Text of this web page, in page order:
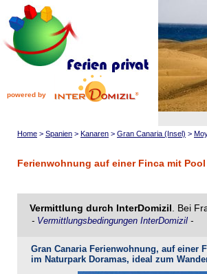
powered by
Home > Spanien > Kanaren > Gran Canaria (Insel) >
Ferienwohnung auf einer Finca mit Pool
Vermittlung durch InterDomizil . Bei
- Vermittlungsbedingungen InterDomizil -
Gran Canaria Ferienwohnung, auf einer
im Naturpark Doramas, ideal zum